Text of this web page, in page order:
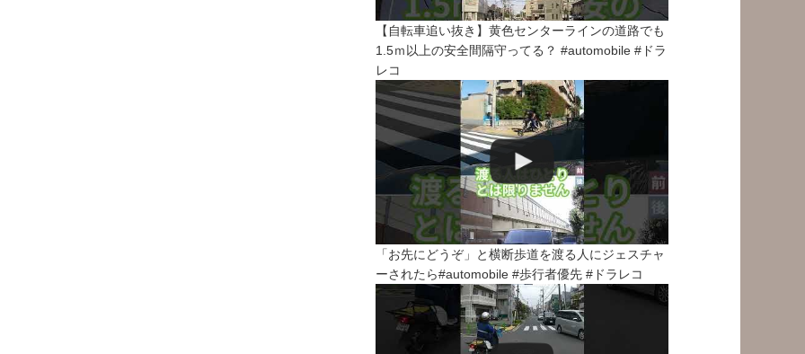
【自転車追い抜き】黄色センターラインの道路でも
1.5ｍ以上の安全間隔守ってる？ #automobile #ドラ
レコ
「お先にどうぞ」と横断歩道を渡る人にジェスチャ
ーされたら#automobile #歩行者優先 #ドラレコ